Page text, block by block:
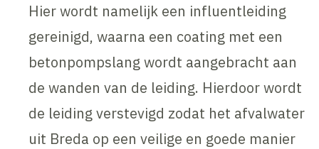
Hier wordt namelijk een influentleiding
gereinigd, waarna een coating met een
betonpompslang wordt aangebracht aan
de wanden van de leiding. Hierdoor wordt
de leiding verstevigd zodat het afvalwater
uit Breda op een veilige en goede manier